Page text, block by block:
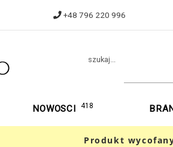
+48 796 220 996
szukaj...
NOWOSCI 418
Produkt